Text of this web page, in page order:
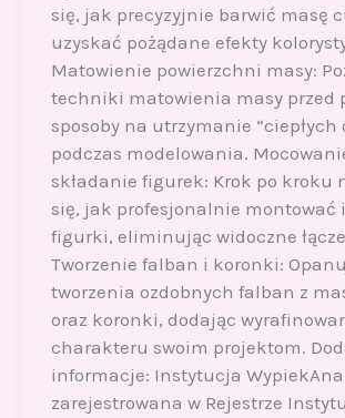
się, jak precyzyjnie barwić masę
uzyskać pożądane efekty
Matowienie powierzchni masy:
techniki matowienia masy przed
sposoby na utrzymanie “ciepłych
podczas modelowania.
składanie figurek: Krok po kroku
się, jak profesjonalnie montować
figurki, eliminując widoczne
Tworzenie falban i koronki:
tworzenia ozdobnych falban z
oraz koronki, dodając
charakteru swoim projektom.
informacje: Instytucja
zarejestrowana w Rejestrze